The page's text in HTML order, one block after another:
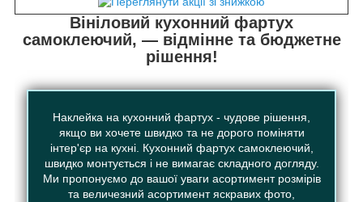
Вініловий кухонний фартух
самоклеючий, — відмінне та бюджетне
рішення!
Наклейка на кухонний фартух - чудове рішення,
якщо ви хочете швидко та не дорого поміняти
інтер'єр на кухні. Кухонний фартух самоклеючий,
швидко монтується і не вимагає складного догляду.
Ми пропонуємо до вашої уваги асортимент розмірів
та величезний асортимент яскравих фото,